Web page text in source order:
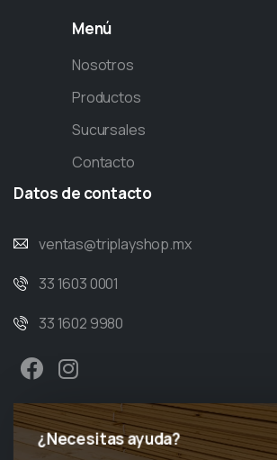
Menú
Nosotros
Productos
Sucursales
Contacto
Datos de contacto
ventas@triplayshop.mx
33 1603 0001
33 1602 9980
¿Necesitas ayuda?